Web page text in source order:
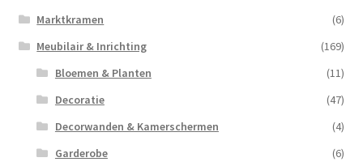
Marktkramen
(6)
Meubilair & Inrichting
(169)
Bloemen & Planten
(11)
Decoratie
(47)
Decorwanden & Kamerschermen
(4)
Garderobe
(6)